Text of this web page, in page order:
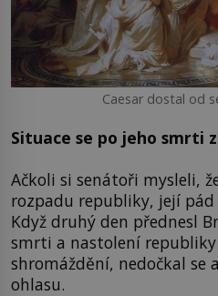
Caesar dostal od
Situace se po jeho smrti
Ačkoli si senátoři mysleli,
rozpadu republiky, její
Když druhý den přednesl
smrti a nastolení
shromáždění, nedočkal se
ohlasu.